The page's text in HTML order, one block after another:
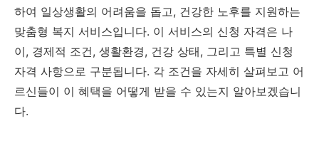
하여 일상생활의 어려움을 돕고, 건강한 노후를 지원하는
맞춤형 복지 서비스입니다. 이 서비스의 신청 자격은 나
이, 경제적 조건, 생활환경, 건강 상태, 그리고 특별 신청
자격 사항으로 구분됩니다. 각 조건을 자세히 살펴보고 어
르신들이 이 혜택을 어떻게 받을 수 있는지 알아보겠습니
다.